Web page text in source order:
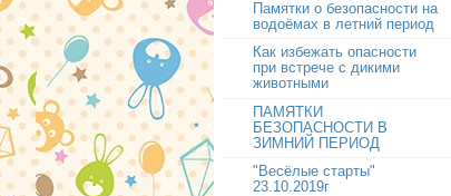
Памятки о безопасности на
водоёмах в летний период
Как избежать опасности
при встрече с дикими
животными
ПАМЯТКИ
БЕЗОПАСНОСТИ В
ЗИМНИЙ ПЕРИОД
"Весёлые старты"
23.10.2019г